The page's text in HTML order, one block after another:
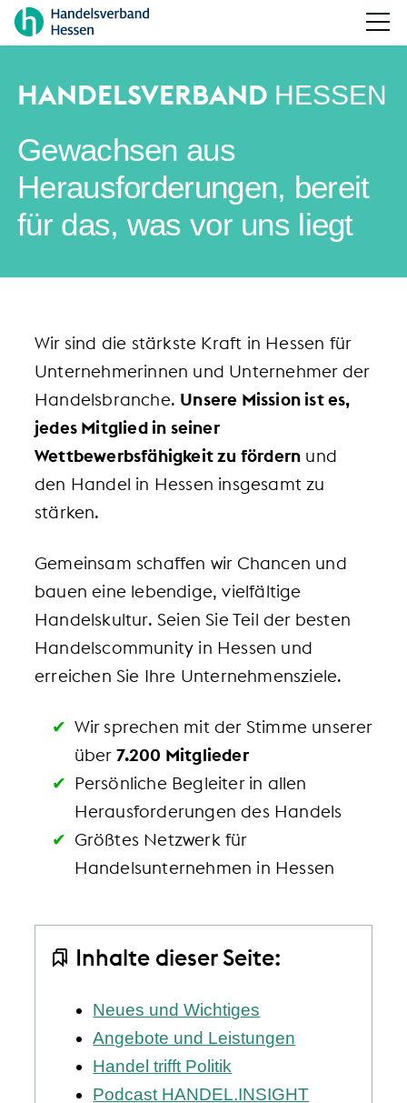
HANDELSVERBAND HESSEN
Gewachsen aus
Herausforderungen, bereit
für das, was vor uns liegt
Wir sind die stärkste Kraft in Hessen für
Unternehmerinnen und Unternehmer der
Handelsbranche. Unsere Mission ist es,
jedes Mitglied in seiner
Wettbewerbsfähigkeit zu fördern und
den Handel in Hessen insgesamt zu
stärken.
Gemeinsam schaffen wir Chancen und
bauen eine lebendige, vielfältige
Handelskultur. Seien Sie Teil der besten
Handelscommunity in Hessen und
erreichen Sie Ihre Unternehmensziele.
Wir sprechen mit der Stimme unserer
über 7.200 Mitglieder
Persönliche Begleiter in allen
Herausforderungen des Handels
Größtes Netzwerk für
Handelsunternehmen in Hessen
Inhalte dieser Seite:
Neues und Wichtiges
Angebote und Leistungen
Handel trifft Politik
Podcast HANDEL.INSIGHT